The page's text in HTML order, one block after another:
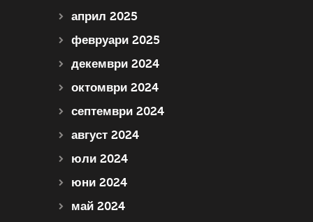
април 2025
февруари 2025
декември 2024
октомври 2024
септември 2024
август 2024
юли 2024
юни 2024
май 2024